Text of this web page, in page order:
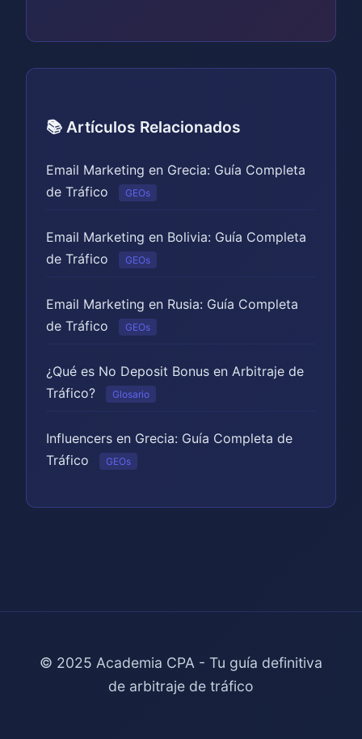
📚 Artículos Relacionados
Email Marketing en Grecia: Guía Completa
de Tráfico
GEOs
Email Marketing en Bolivia: Guía Completa
de Tráfico
GEOs
Email Marketing en Rusia: Guía Completa
de Tráfico
GEOs
¿Qué es No Deposit Bonus en Arbitraje de
Tráfico?
Glosario
Influencers en Grecia: Guía Completa de
Tráfico
GEOs
© 2025 Academia CPA - Tu guía definitiva
de arbitraje de tráfico